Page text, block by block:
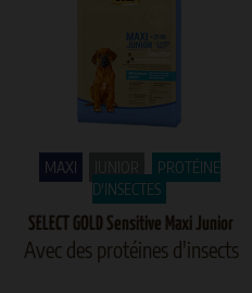
MAXI
PROTÉINE
D'INSECTES
SELECT GOLD Sensitive Maxi Junior
Avec des protéines d'insects